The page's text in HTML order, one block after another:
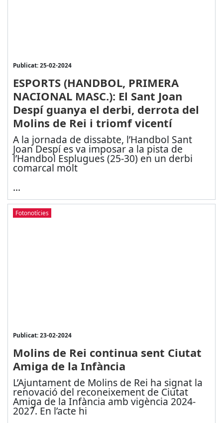
Publicat: 25-02-2024
ESPORTS (HANDBOL, PRIMERA
NACIONAL MASC.): El Sant Joan
Despí guanya el derbi, derrota del
Molins de Rei i triomf vicentí
A la jornada de dissabte, l’Handbol Sant
Joan Despí es va imposar a la pista de
l’Handbol Esplugues (25-30) en un derbi
comarcal molt
...
Fotonotícies
Publicat: 23-02-2024
Molins de Rei continua sent Ciutat
Amiga de la Infància
L’Ajuntament de Molins de Rei ha signat la
renovació del reconeixement de Ciutat
Amiga de la Infància amb vigència 2024-
2027. En l’acte hi